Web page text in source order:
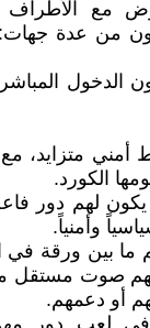
مع الأطراف
من عدة جهات:
الدخول
متزايد، مع
الكورد.
لهم دور
وأمنياً.
ما بين ورقة في
صوت مستقل
أو دعمهم.